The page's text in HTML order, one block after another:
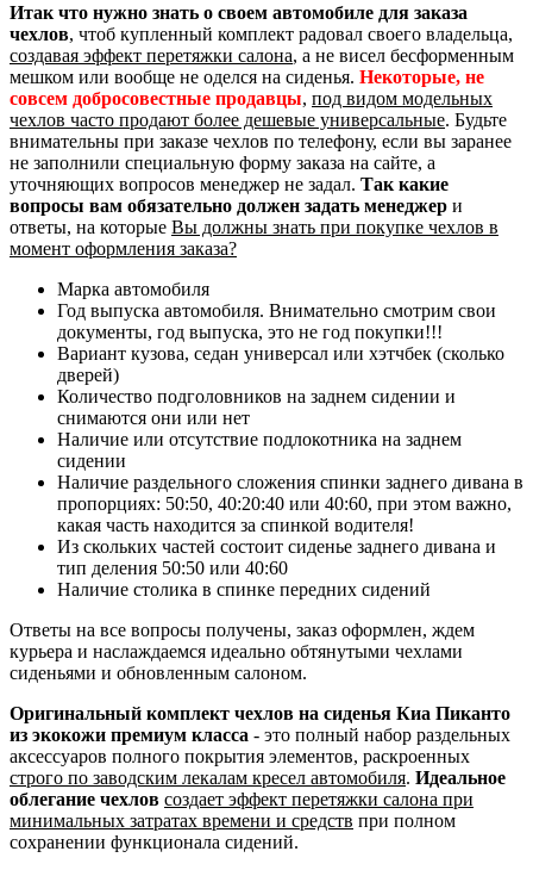
Итак что нужно знать о своем автомобиле для заказа
чехлов, чтоб купленный комплект радовал своего владельца,
создавая эффект перетяжки салона, а не висел бесформенным
мешком или вообще не оделся на сиденья. Некоторые, не
совсем добросовестные продавцы, под видом модельных
чехлов часто продают более дешевые универсальные. Будьте
внимательны при заказе чехлов по телефону, если вы заранее
не заполнили специальную форму заказа на сайте, а
уточняющих вопросов менеджер не задал. Так какие
вопросы вам обязательно должен задать менеджер и
ответы, на которые Вы должны знать при покупке чехлов в
момент оформления заказа?
Марка автомобиля
Год выпуска автомобиля. Внимательно смотрим свои
документы, год выпуска, это не год покупки!!!
Вариант кузова, седан универсал или хэтчбек (сколько
дверей)
Количество подголовников на заднем сидении и
снимаются они или нет
Наличие или отсутствие подлокотника на заднем
сидении
Наличие раздельного сложения спинки заднего дивана в
пропорциях: 50:50, 40:20:40 или 40:60, при этом важно,
какая часть находится за спинкой водителя!
Из скольких частей состоит сиденье заднего дивана и
тип деления 50:50 или 40:60
Наличие столика в спинке передних сидений
Ответы на все вопросы получены, заказ оформлен, ждем
курьера и наслаждаемся идеально обтянутыми чехлами
сиденьями и обновленным салоном.
Оригинальный комплект чехлов на сиденья Киа Пиканто
из экокожи премиум класса - это полный набор раздельных
аксессуаров полного покрытия элементов, раскроенных
строго по заводским лекалам кресел автомобиля. Идеальное
облегание чехлов создает эффект перетяжки салона при
минимальных затратах времени и средств при полном
сохранении функционала сидений.